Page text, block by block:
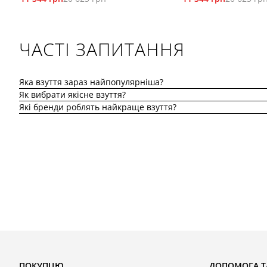
ЧАСТІ ЗАПИТАННЯ
Яка взуття зараз найпопулярніша?
Як вибрати якісне взуття?
Які бренди роблять найкраще взуття?